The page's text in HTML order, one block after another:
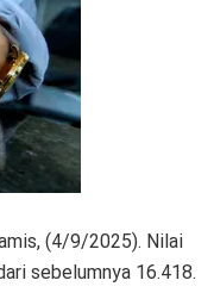
(4/9/2025). Nilai
sebelumnya 16.418.